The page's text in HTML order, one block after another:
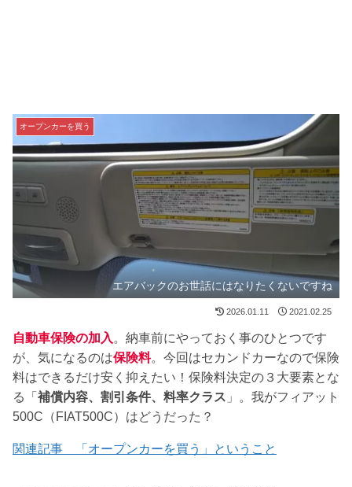
オープンカーを買う
エアバックのお世話にはなりたくないですね
2026.01.11 2021.02.25
自動車保険の加入 。納車前にやっておく事のひとつです
が、気になるのは保険料。今回はセカンドカーなので保険
料はできるだけ安く抑えたい！保険料決定の３大要素とな
る「 補償内容、割引条件、料率クラス 」。我がフィアット
500C（FIAT500C）はどうだった？
関連記事 「オープンカーを買う」ということ